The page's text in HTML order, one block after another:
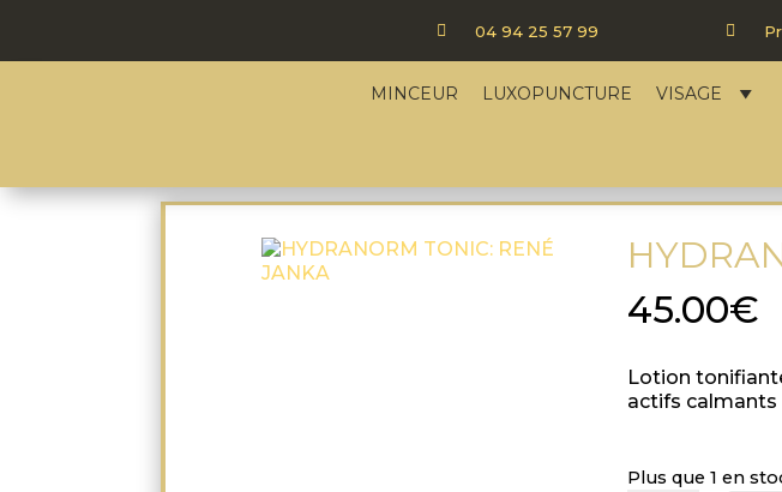
 04 94 25 57 99 
MINCEUR LUXOPUNCTURE VISAGE
45.00€
Lotion
actifs
Plus que 1 en